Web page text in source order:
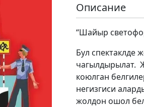
Описание
“Шайыр
Бул спектаклде
чагылдырылат.
коюлган
негизгиси
жолдон ошол